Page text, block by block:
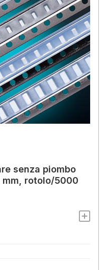
senza piombo
mm, rotolo/5000